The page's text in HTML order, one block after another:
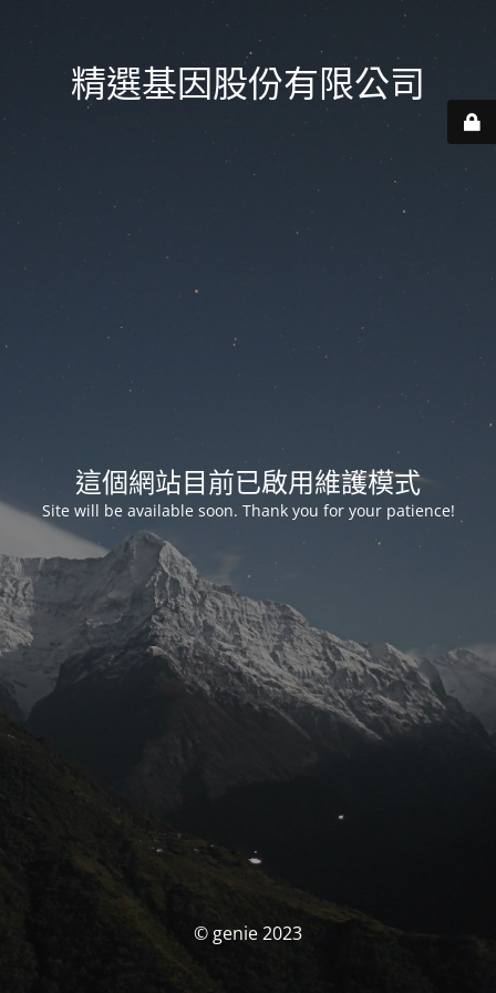
精選基因股份有限公司
這個網站目前已啟用維護模式
Site will be available soon. Thank you for your patience!
© genie 2023